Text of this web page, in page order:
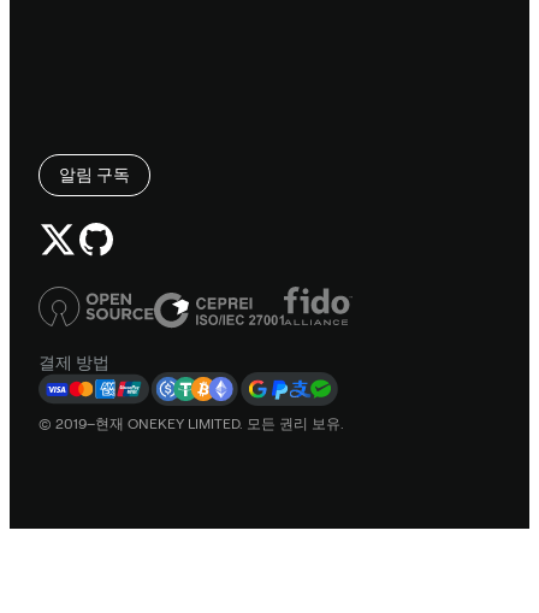
알림 구독
결제 방법
© 2019–현재 ONEKEY LIMITED. 모든 권리 보유.